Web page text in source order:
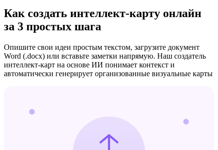
Как создать интеллект-карту онлайн
за 3 простых шага
Опишите свои идеи простым текстом, загрузите документ
Word (.docx) или вставьте заметки напрямую. Наш создатель
интеллект-карт на основе ИИ понимает контекст и
автоматически генерирует организованные визуальные карты